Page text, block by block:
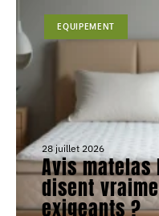
EQUIPEMENT
28 juillet 2026
Avis matelas
disent
exigeants ?